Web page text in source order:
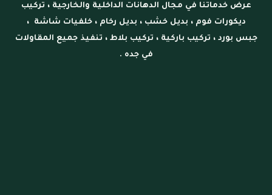
عرض خدماتنا في مجال الدهانات الداخلية والخارجية ، تركيب
ديكورات فوم ، بديل خشب ، بديل رخام ، خلفيات شاشة ،
جبس بورد ، تركيب باركية ، تركيب بلاط ، تنفيذ جميع المقاولات
في جده .